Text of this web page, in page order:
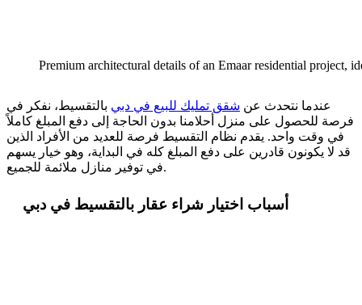
Premium architectural details of an Emaar residential project,
عندما نتحدث عن شقق تمليك للبيع في دبي بالتقسيط، نفكر في
فرصة للحصول على منزل أحلامنا بدون الحاجة إلى دفع المبلغ كاملاً
في وقت واحد. يقدم نظام التقسيط فرصة للعديد من الأفراد الذين
قد لا يكونون قادرين على دفع المبلغ كله في البداية، وهو خيار يسهم
في توفير منازل ملائمة للجميع.
أسباب اختيار شراء عقار بالتقسيط في دبي